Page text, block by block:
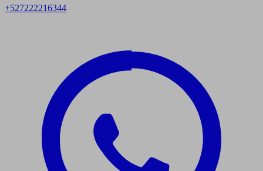
+527222216344